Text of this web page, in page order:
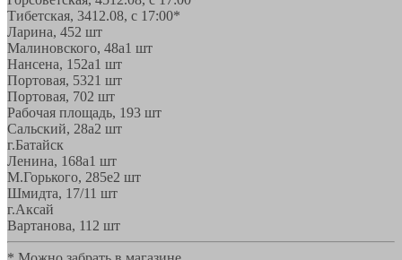
Тибетская, 3412.08, с 17:00*
Ларина, 452 шт
Малиновского, 48а1 шт
Нансена, 152а1 шт
Портовая, 5321 шт
Портовая, 702 шт
Рабочая площадь, 193 шт
Сальский, 28a2 шт
г.Батайск
Ленина, 168а1 шт
М.Горького, 285е2 шт
Шмидта, 17/11 шт
г.Аксай
Вартанова, 11 2 шт